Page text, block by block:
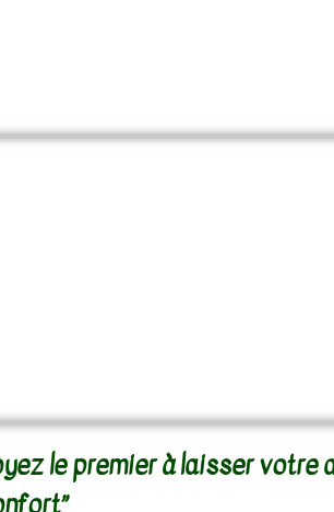
le premier à laisser votre